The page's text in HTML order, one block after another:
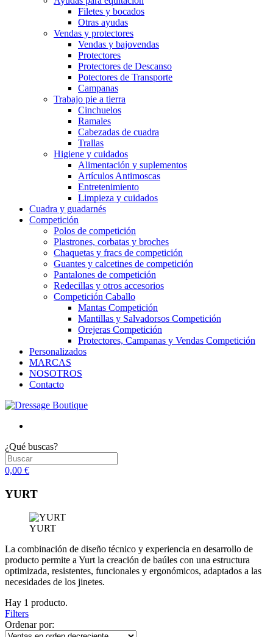
Filetes y bocados
Otras ayudas
Vendas y protectores
Vendas y bajovendas
Protectores
Protectores de Descanso
Potectores de Transporte
Campanas
Trabajo pie a tierra
Cinchuelos
Ramales
Cabezadas de cuadra
Trallas
Higiene y cuidados
Alimentación y suplementos
Artículos Antimoscas
Entretenimiento
Limpieza y cuidados
Cuadra y guadarnés
Competición
Polos de competición
Plastrones, corbatas y broches
Chaquetas y fracs de competición
Guantes y calcetines de competición
Pantalones de competición
Redecillas y otros accesorios
Competición Caballo
Mantas Competición
Mantillas y Salvadorsos Competición
Orejeras Competición
Protectores, Campanas y Vendas Competición
Personalizados
MARCAS
NOSOTROS
Contacto
¿Qué buscas?
0,00 €
YURT
YURT
La combinación de diseño técnico y experiencia en desarrollo de
producto permite a Yurt la creación de baúles con una estructura
optimizada, resistentes, funcionales y ergonómicos, adaptados a las
necesidades de los jinetes.
Hay 1 producto.
Filters
Ordenar por: